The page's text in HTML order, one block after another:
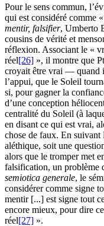
Pour le sens commun,
qui est considéré comme
mentir, falsifier, Umberto
cousins de vérité et
réflexion. Associant le «
réel[26] », il montre que
croyait être vrai — quand
l’appui, que le Soleil
si, pour gagner la
d’une conception
centralité du Soleil (à
en disant ce qui est vrai,
chose de faux. En
aléthique, soit une
alors que le tromper met
falsification, un problème
semiotica generale, le
considérer comme signe
mentir [...] est signe tout
encore mieux, pour dire
réel[27] ».